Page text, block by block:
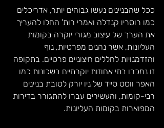
ככל שהבניינים נעשו גבוהים יותר, אדריכלים
כמו רוסריו קנדלה ואמרי רות' החלו להעריך
את הערך של עיצוב מגורי יוקרה בקומות
העליונות, אשר נהנים מפרטיות, נוף
והזדמנויות לחללים חיצוניים פרטיים. בתקופה
זו נמכרו בתי אחוזות יוקרתיים בשכונות כמו
האפר ווסט סייד של ניו יורק לטובת בניינים
רבי-קומות, והעשירים עברו להתגורר בדירות
המפוארות בקומות העליונות.